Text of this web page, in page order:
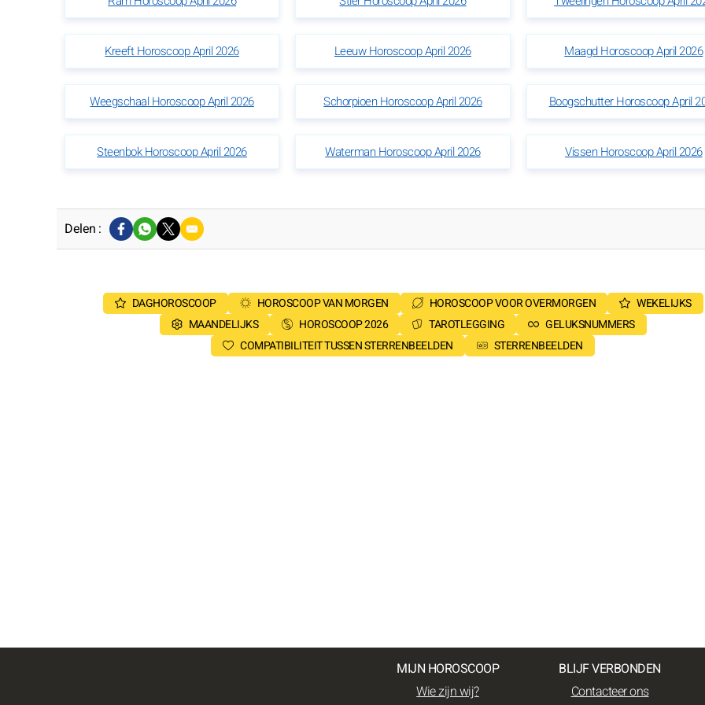
Kreeft Horoscoop April 2026 Leeuw Horoscoop April 2026 Maagd Horoscoop April 2026
Weegschaal Horoscoop April 2026 Schorpioen Horoscoop April 2026 Boogschutter Horoscoop April
Steenbok Horoscoop April 2026 Waterman Horoscoop April 2026 Vissen Horoscoop April 2026
Delen :
DAGHOROSCOOP HOROSCOOP VAN MORGEN HOROSCOOP VOOR OVERMORGEN
WEKELIJKS
MAANDELIJKS
HOROSCOOP 2026 TAROTLEGGING
GELUKSNUMMERS
COMPATIBILITEIT TUSSEN STERRENBEELDEN
STERRENBEELDEN
MIJN HOROSCOOP
Wie zijn wij?
BLIJF VERBONDEN
Contacteer ons